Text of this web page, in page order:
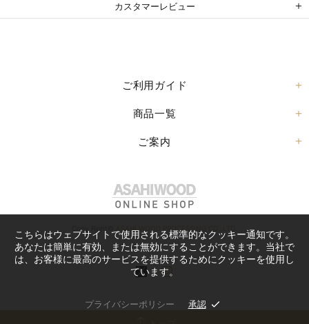
カスタマーレビュー
ご利用ガイド
商品一覧
ご案内
Copy Right© ASAHI WOOD PROCESSING CO.,LTD.
こちらはウェブサイトで使用される標準的なクッキー通知です。
あなたは簡単に有効、または無効にすることができます。当社で
は、お客様に最高のサービスを提供するためにクッキーを使用し
ています。
プライバシーポリシー 承認